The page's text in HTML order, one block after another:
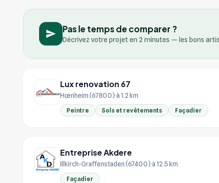
Pas le temps de comparer ?
Décrivez votre projet en 2 minutes — les bons
Lux renovation 67
Hœnheim (67800) à 1.2 km
Peintre Sols et revêtements Façadier
Entreprise Akdere
Illkirch-Graffenstaden (67400) à 12.5 km
Façadier